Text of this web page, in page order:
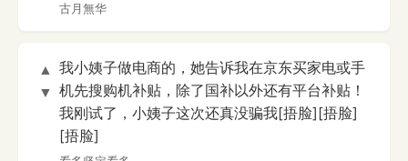
古月無华
▲
▼
我小姨子做电商的，她告诉我在京东买家电或手
机先搜购机补贴，除了国补以外还有平台补贴！
我刚试了，小姨子这次还真没骗我[捂脸][捂脸]
[捂脸]